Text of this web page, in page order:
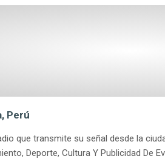
Perú
que transmite su señal desde la
Deporte, Cultura Y Publicidad De